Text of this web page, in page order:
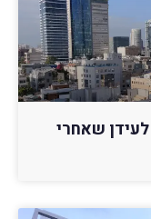
המלא לעידן שאחרי